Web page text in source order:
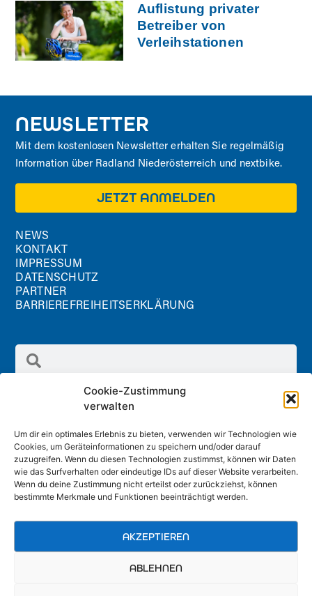
Cookie-Zustimmung
verwalten
Um dir ein optimales Erlebnis zu bieten, verwenden wir Technologien wie
Cookies, um Geräteinformationen zu speichern und/oder darauf
zuzugreifen. Wenn du diesen Technologien zustimmst, können wir Daten
wie das Surfverhalten oder eindeutige IDs auf dieser Website verarbeiten.
Wenn du deine Zustimmung nicht erteilst oder zurückziehst, können
bestimmte Merkmale und Funktionen beeinträchtigt werden.
AKZEPTIEREN
ABLEHNEN
Auflistung privater
Betreiber von
Verleihstationen
NEWSLETTER
Mit dem kostenlosen Newsletter erhalten Sie regelmäßig
Information über Radland Niederösterreich und nextbike.
JETZT ANMELDEN
NEWS
KONTAKT
IMPRESSUM
DATENSCHUTZ
PARTNER
BARRIEREFREIHEITSERKLÄRUNG
Radland GmbH
Schreinergasse 2/1 Stock, 3100 St. Pölten
office@radland.at